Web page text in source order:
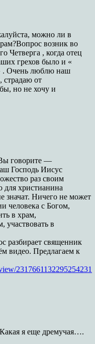
можно ли в
возник во
Четверга , когда отец
грехов было и «
. Очень люблю наш
страдаю от
но не хочу и
говорите —
Господь Иисус
раз своим
для христианина
значат. Ничего не может
человека с Богом,
в храм,
участвовать в
разбирает священник
видео. Предлагаем к
2317661132295254231
я еще дремучая….